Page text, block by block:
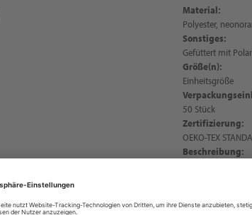
Material:
Polyester,
Sonstiges:
Gefüttert mit
Größe(n):
Einheitsgröße
50 Stück
Zertifizierung:
OEKO-TEX
Beschreibung:
NITRAS
passend zu
für besseren
OEKO-TEX